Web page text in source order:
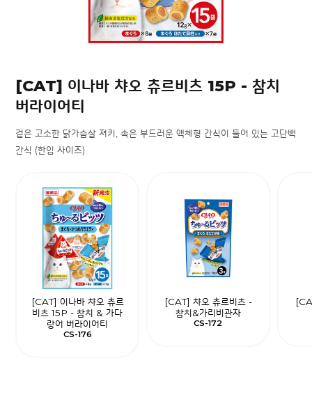
[CAT] 이나바 챠오 츄르비츠 15P - 참치
버라이어티
겉은 고소한 닭가슴살 져키, 속은 부드러운 액체형 간식이 들어 있는 고단백
간식 (한입 사이즈)
[CAT] 이나바 챠오 츄르
비츠 15P - 참치 & 가다
랑어 버라이어티
CS-176
[CAT] 챠오 츄르비츠 -
참치&가리비관자
CS-172